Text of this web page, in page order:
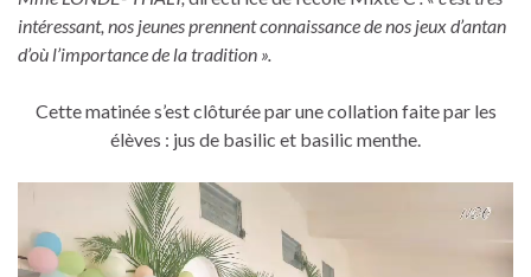
intéressant, nos jeunes prennent connaissance de nos jeux d’antan
d’où l’importance de la tradition ».
Cette matinée s’est clôturée par une collation faite par les
élèves : jus de basilic et basilic menthe.